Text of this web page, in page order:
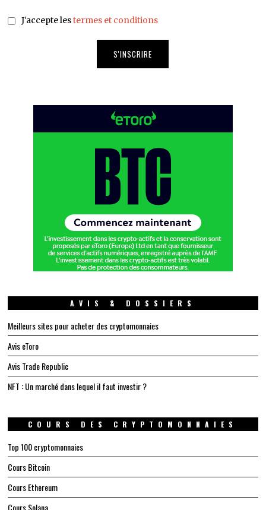
J'accepte lestermes et conditions
AVIS & DOSSIERS
Meilleurs sites pour acheter des cryptomonnaies
Avis eToro
Avis Trade Republic
NFT : Un marché dans lequel il faut investir ?
COURS DES CRYPTOMONNAIES
Top 100 cryptomonnaies
Cours Bitcoin
Cours Ethereum
Cours Solana